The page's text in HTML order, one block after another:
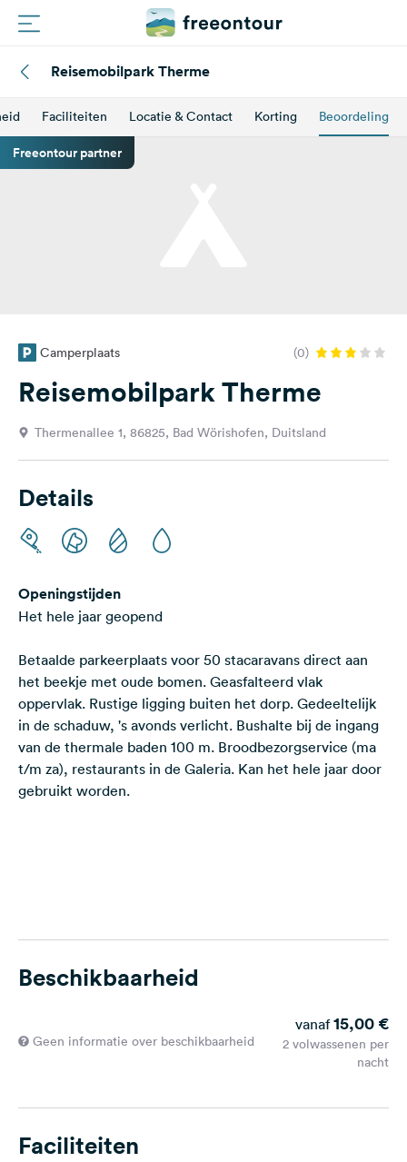
Campings
Vragen &
Feedback
Taal:
Volg
ons
social
media
Instagram
Reisemobilpark Therme
Faciliteiten Locatie & Contact Korting Beoordeling
Freeontour partner
Camperplaats (0)
Reisemobilpark Therme
Thermenallee 1, 86825, Bad Wörishofen, Duitsland
Details
Openingstijden
Het hele jaar geopend
Betaalde parkeerplaats voor 50 stacaravans direct aan
het beekje met oude bomen. Geasfalteerd vlak
oppervlak. Rustige ligging buiten het dorp. Gedeeltelijk
in de schaduw, 's avonds verlicht. Bushalte bij de ingang
van de thermale baden 100 m. Broodbezorgservice (ma
t/m za), restaurants in de Galeria. Kan het hele jaar door
gebruikt worden.
Beschikbaarheid
Geen informatie over beschikbaarheid
vanaf 15,00 €
2 volwassenen per
nacht
Faciliteiten